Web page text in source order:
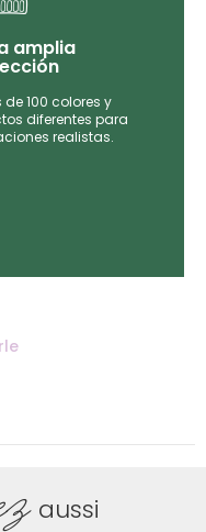
amplia
de 100 colores y
diferentes para
realistas.
aussi